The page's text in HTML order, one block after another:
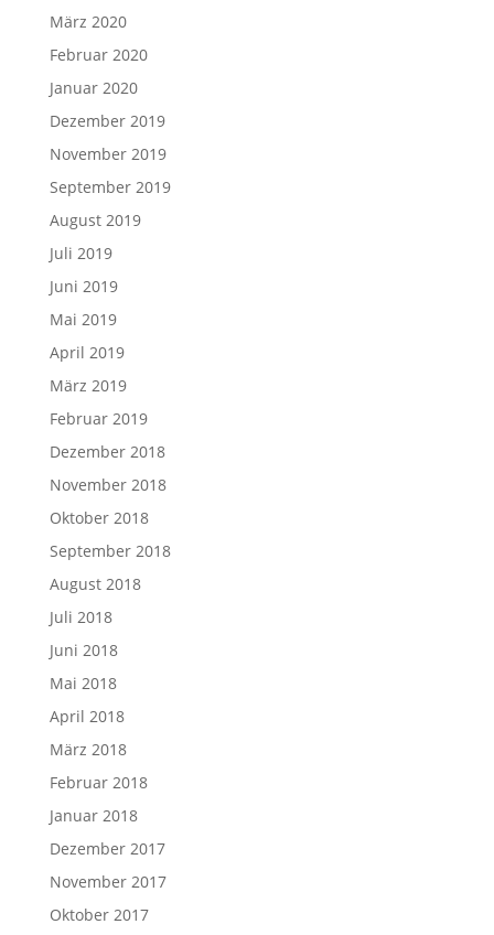
März 2020
Februar 2020
Januar 2020
Dezember 2019
November 2019
September 2019
August 2019
Juli 2019
Juni 2019
Mai 2019
April 2019
März 2019
Februar 2019
Dezember 2018
November 2018
Oktober 2018
September 2018
August 2018
Juli 2018
Juni 2018
Mai 2018
April 2018
März 2018
Februar 2018
Januar 2018
Dezember 2017
November 2017
Oktober 2017